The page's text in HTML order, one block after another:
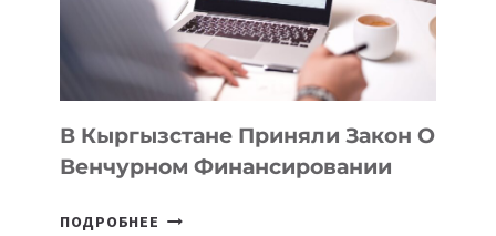
&
TECHNOLOGY
FORUM
В Кыргызстане Приняли Закон О
Венчурном Финансировании
ПОДРОБНЕЕ